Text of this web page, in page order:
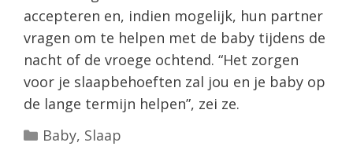
accepteren en, indien mogelijk, hun partner
vragen om te helpen met de baby tijdens de
nacht of de vroege ochtend. “Het zorgen
voor je slaapbehoeften zal jou en je baby op
de lange termijn helpen”, zei ze.
Categorieën
Baby, Slaap